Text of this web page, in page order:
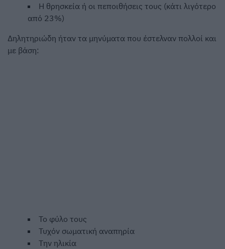
Η θρησκεία ή οι πεποιθήσεις τους (κάτι λιγότερο
από 23%)
Δηλητηριώδη ήταν τα μηνύματα που έστελναν πολλοί και
με βάση:
Το φύλο τους
Τυχόν σωματική αναπηρία
Την ηλικία